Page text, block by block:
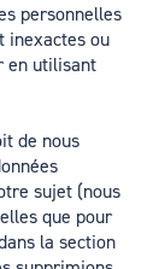
personnelles
inexactes ou
en utilisant
de nous
sujet (nous
que pour
la section